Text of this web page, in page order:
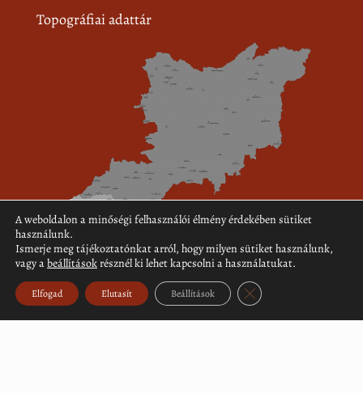
Topográfiai adattár
A weboldalon a minőségi felhasználói élmény érdekében sütiket
használunk.
Ismerje meg tájékoztatónkat arról, hogy milyen sütiket használunk,
vagy abeállításokrésznél ki lehet kapcsolni a használatukat.
Elfogad Elutasít Beállítások Close GDPR Cookie